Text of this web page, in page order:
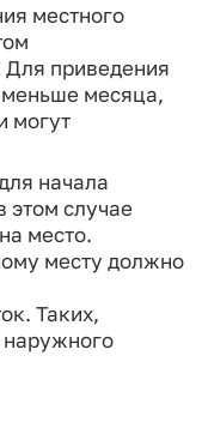
местного
приведения
месяца,
могут
начала
этом случае
место.
месту должно
Таких,